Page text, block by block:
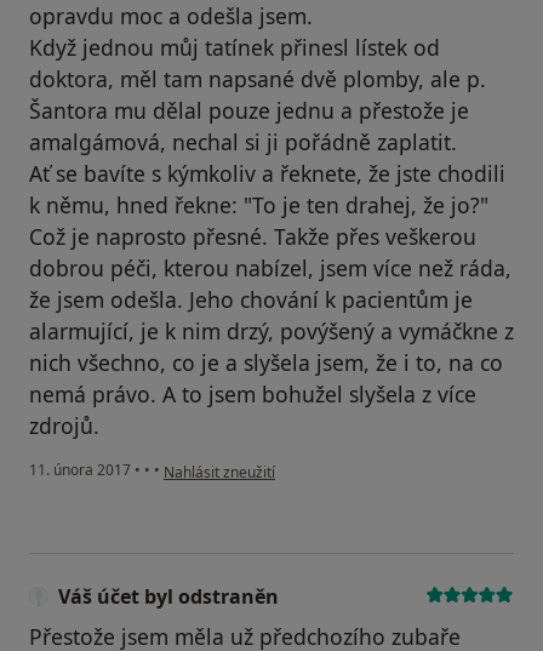
opravdu moc a odešla jsem.
Když jednou můj tatínek přinesl lístek od
doktora, měl tam napsané dvě plomby, ale p.
Šantora mu dělal pouze jednu a přestože je
amalgámová, nechal si ji pořádně zaplatit.
Ať se bavíte s kýmkoliv a řeknete, že jste chodili
k němu, hned řekne: "To je ten drahej, že jo?"
Což je naprosto přesné. Takže přes veškerou
dobrou péči, kterou nabízel, jsem více než ráda,
že jsem odešla. Jeho chování k pacientům je
alarmující, je k nim drzý, povýšený a vymáčkne z
nich všechno, co je a slyšela jsem, že i to, na co
nemá právo. A to jsem bohužel slyšela z více
zdrojů.
11. února 2017 • • • podle názoru uživatele Váš účet byl odstraněn
Nahlásit zneužití
Váš účet byl odstraněn
Přestože jsem měla už předchozího zubaře